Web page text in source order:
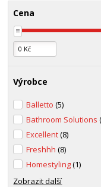
Cena
Výrobce
Balletto(5)
Bathroom Solutions
Excellent(8)
Freshhh(8)
Homestyling(1)
Zobrazit další